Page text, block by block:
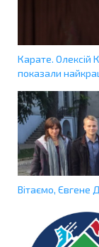
Карате. Олексій
показали
Вітаємо, Євгене